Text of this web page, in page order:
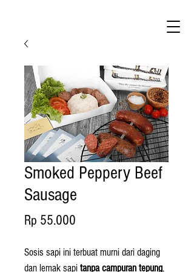
Smoked Peppery Beef
Sausage
Rp 55.000
Sosis sapi ini terbuat murni dari daging
dan lemak sapi tanpa campuran tepung,